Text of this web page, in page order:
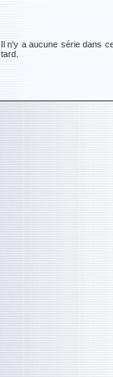
Il n'y a aucune série dans
tard.